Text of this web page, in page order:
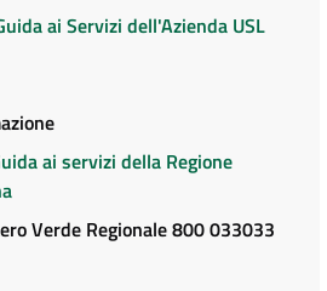
ai Servizi dell'Azienda USL
ai servizi della Regione
Verde Regionale 800 033033